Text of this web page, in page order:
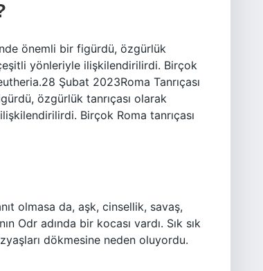
önemli bir figürdü, özgürlük
çeşitli yönleriyle ilişkilendirilirdi. Birçok
Şubat 2023Roma Tanrıçası
özgürlük tanrıçası olarak
Birçok Roma tanrıçası
olmasa da, aşk, cinsellik, savaş,
Odr adında bir kocası vardı. Sık sık
dökmesine neden oluyordu.